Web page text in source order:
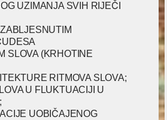
UZIMANJA SVIH RIJEČI
SLOVA (KRHOTINE
RITMOVA SLOVA;
U FLUKTUACIJI U
UOBIČAJENOG